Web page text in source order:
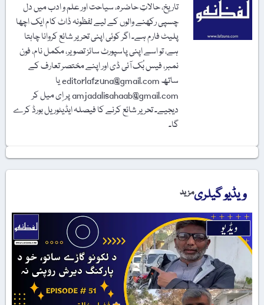
تاریخ، حالاتِ حاضرہ، سیاحت اور علم و ادب میں دل
چسپی رکھنے والوں کے لیے لفظونہ ڈاٹ کام ایک اچھا
پلیٹ فارم ہے۔ اگر کوئی اپنی تحریر شائع کروانا چاہتا
ہے، تو اسے اپنی پاسپورٹ سائز تصویر، مکمل نام، فون
نمبر، فیس بُک آئی ڈی اور اپنے مختصر تعارف کے
ساتھ editorlafzuna@gmail.com یا
amjadalisahaab@gmail.com پر اِی میل کر
دیجیے۔ تحریر شائع کرنے کا فیصلہ ایڈیٹوریل بورڈ کرے
گا۔
ویڈیو گیلریمزید